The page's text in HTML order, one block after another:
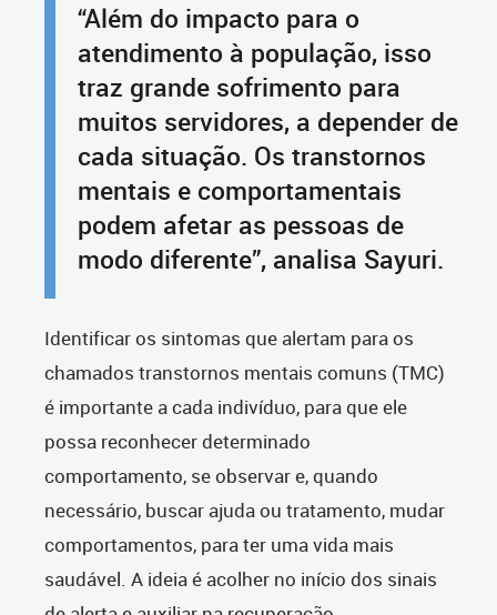
“Além do impacto para o
atendimento à população, isso
traz grande sofrimento para
muitos servidores, a depender de
cada situação. Os transtornos
mentais e comportamentais
podem afetar as pessoas de
modo diferente”, analisa Sayuri.
Identificar os sintomas que alertam para os
chamados transtornos mentais comuns (TMC)
é importante a cada indivíduo, para que ele
possa reconhecer determinado
comportamento, se observar e, quando
necessário, buscar ajuda ou tratamento, mudar
comportamentos, para ter uma vida mais
saudável. A ideia é acolher no início dos sinais